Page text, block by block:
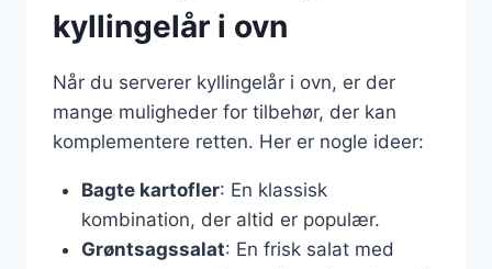
kyllingelår i ovn
Når du serverer kyllingelår i ovn, er der
mange muligheder for tilbehør, der kan
komplementere retten. Her er nogle ideer:
Bagte kartofler: En klassisk
kombination, der altid er populær.
Grøntsagssalat: En frisk salat med